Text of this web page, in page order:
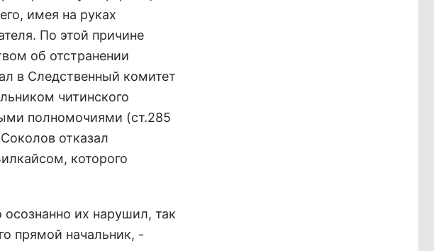
имея на руках
По этой причине
об отстранении
в Следственный комитет
читинского
полномочиями (ст.285
отказал
которого
их нарушил, так
прямой начальник, -